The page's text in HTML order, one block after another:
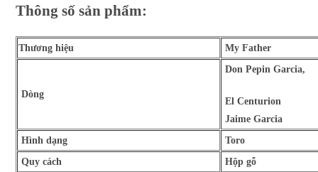
Thông số sản phẩm:
Thương hiệu My Father
Dòng
Don Pepin Garcia,
El Centurion
Jaime Garcia
Hình dạng
Toro
Quy cách
Hộp gỗ